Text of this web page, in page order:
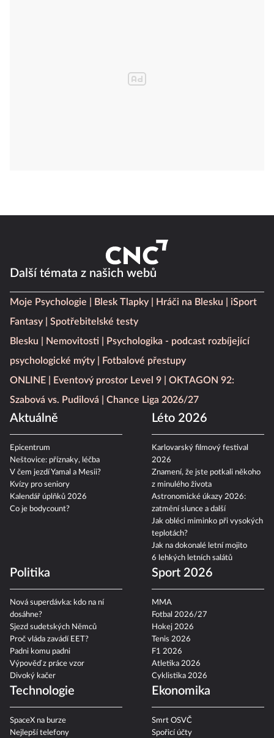
Další témata z našich webů
Moje Psychologie Blesk Tlapky Hráči na Blesku
iSport
Fantasy
Spotřebitelské testy
Blesku
Nemovitosti
Psychologika - podcast rozbíjející
psychologické mýty
Fotbalové přestupy
ONLINE
Eventový prostor Level 9
OKTAGON 92:
Szabová vs. Pudilová
Chance Liga 2026/27
Aktuálně
Epicentrum
Neštovice: příznaky, léčba
V čem jezdí Yamal a Mesii?
Kvízy pro seniory
Kalendář úplňků 2026
Co je bodycount?
Léto 2026
Karlovarský filmový festival
2026
Znamení, že jste potkali někoho
z minulého života
Astronomické úkazy 2026:
zatmění slunce a další
Jak obléci miminko při vysokých
teplotách?
Jak na dokonalé letní mojito
6 lehkých letních salátů
Politika
Nová superdávka: kdo na ní
dosáhne?
Sjezd sudetských Němců
Proč vláda zavádí EET?
Padni komu padni
Výpověď z práce vzor
Divoký kačer
Sport 2026
MMA
Fotbal 2026/27
Hokej 2026
Tenis 2026
F1 2026
Atletika 2026
Cyklistika 2026
Technologie
SpaceX na burze
Nejlepší telefony
Ekonomika
Smrt OSVČ
Spořicí účty